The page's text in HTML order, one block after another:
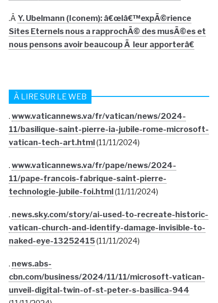
.Â Y. Ubelmann (Iconem): â€œlâ€™expÃ©rience
Sites Eternels nous a rapprochÃ© des musÃ©es et
nous pensons avoir beaucoup Ã leur apporterâ€
À LIRE SUR LE WEB
. www.vaticannews.va/fr/vatican/news/2024-
11/basilique-saint-pierre-ia-jubile-rome-microsoft-
vatican-tech-art.html(11/11/2024)
. www.vaticannews.va/fr/pape/news/2024-
11/pape-francois-fabrique-saint-pierre-
technologie-jubile-foi.html(11/11/2024)
. news.sky.com/story/ai-used-to-recreate-historic-
vatican-church-and-identify-damage-invisible-to-
naked-eye-13252415(11/11/2024)
. news.abs-
cbn.com/business/2024/11/11/microsoft-vatican-
unveil-digital-twin-of-st-peter-s-basilica-944